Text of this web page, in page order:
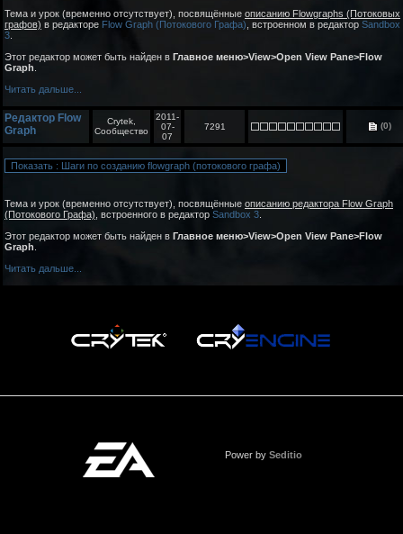
Тема и урок (временно отсутствует), посвящённые описанию Flowgraphs (Потоковых
графов) в редакторе Flow Graph (Потокового Графа) , встроенном в редактор Sandbox
3
Этот редактор может быть найден в Главное меню>View>Open View Pane>Flow
Graph
Читать дальше...
Редактор Flow
Graph
Crytek,
Сообщество
2011-
07-
07
7291 (0)
Тема и урок (временно отсутствует), посвящённые описанию редактора Flow Graph
(Потокового Графа) , встроенного в редактор Sandbox 3
Этот редактор может быть найден в Главное меню>View>Open View Pane>Flow
Graph
Читать дальше...
Power by Seditio